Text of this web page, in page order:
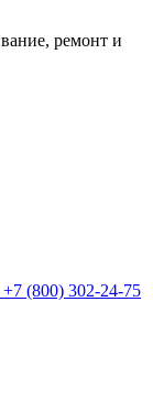
ремонт и
+7 (800) 302-24-75